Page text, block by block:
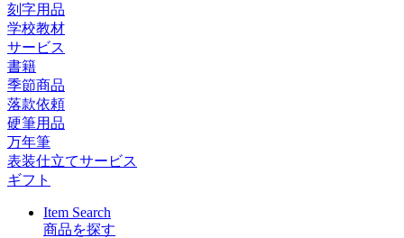
刻字用品
学校教材
サービス
書籍
季節商品
落款依頼
硬筆用品
万年筆
表装仕立てサービス
ギフト
Item Search
商品を探す